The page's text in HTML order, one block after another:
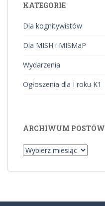
KATEGORIE
Dla kognitywistów
Dla MISH i MISMaP
Wydarzenia
Ogłoszenia dla I roku K1
ARCHIWUM POSTÓW
Archiwum